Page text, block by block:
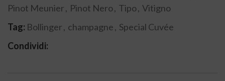
Pinot Meunier, Pinot Nero, Tipo, Vitigno
Tag: Bollinger, champagne, Special Cuvée
Condividi: